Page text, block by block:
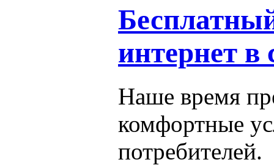
интернет в
Наше время
комфортные
потребителей.